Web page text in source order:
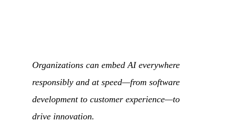
Organizations can embed AI everywhere
responsibly and at speed—from software
development to customer experience—to
drive innovation.